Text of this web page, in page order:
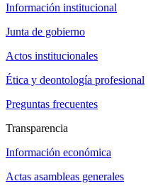
Información institucional
Junta de gobierno
Actos institucionales
Ética y deontología profesional
Preguntas frecuentes
Transparencia
Información económica
Actas asambleas generales